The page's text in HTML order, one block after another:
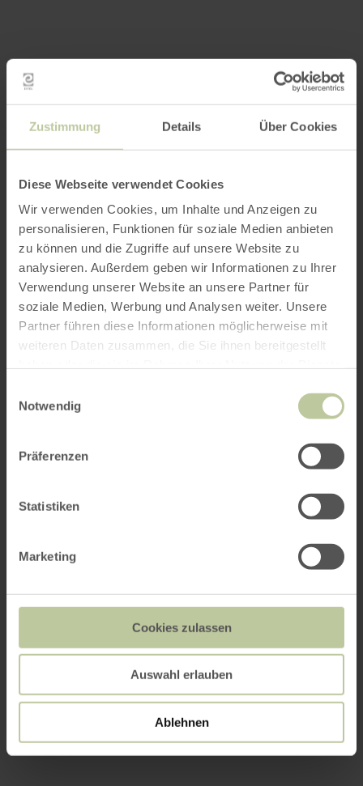
Zustimmung Details Über Cookies
Diese Webseite verwendet Cookies
Wir verwenden Cookies, um Inhalte und Anzeigen zu
personalisieren, Funktionen für soziale Medien anbieten
zu können und die Zugriffe auf unsere Website zu
analysieren. Außerdem geben wir Informationen zu Ihrer
Verwendung unserer Website an unsere Partner für
soziale Medien, Werbung und Analysen weiter. Unsere
Partner führen diese Informationen möglicherweise mit
weiteren Daten zusammen, die Sie ihnen bereitgestellt
Notwendig
Präferenzen
Statistiken
Marketing
Cookies zulassen
Auswahl erlauben
Ablehnen